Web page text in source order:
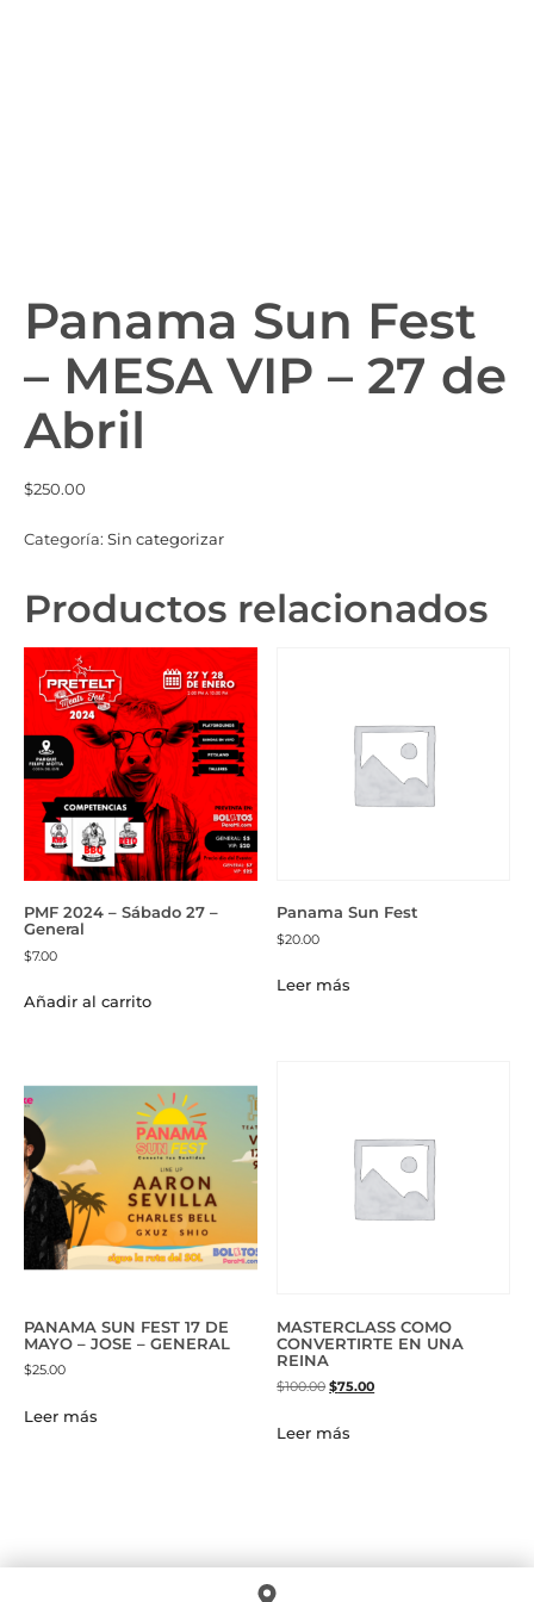
Panama Sun Fest
– MESA VIP – 27 de
Abril
$250.00
Categoría: Sin categorizar
Productos relacionados
PMF 2024 – Sábado 27 –
General
$7.00
Añadir al carrito
Panama Sun Fest
$20.00
Leer más
PANAMA SUN FEST 17 DE
MAYO – JOSE – GENERAL
$25.00
Leer más
MASTERCLASS COMO
CONVERTIRTE EN UNA
REINA
$100.00 $75.00
Leer más